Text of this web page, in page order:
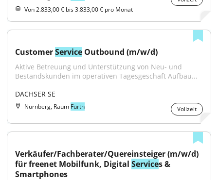
Von 2.833,00 € bis 3.833,00 € pro Monat
Customer Service Outbound (m/w/d)
Aktive Betreuung und Unterstützung von Neu- und
Bestandskunden im operativen Tagesgeschäft Aufbau...
DACHSER SE
Nürnberg, Raum Fürth Vollzeit
Verkäufer/Fachberater/Quereinsteiger (m/w/d)
für freenet Mobilfunk, Digital Services &
Smartphones